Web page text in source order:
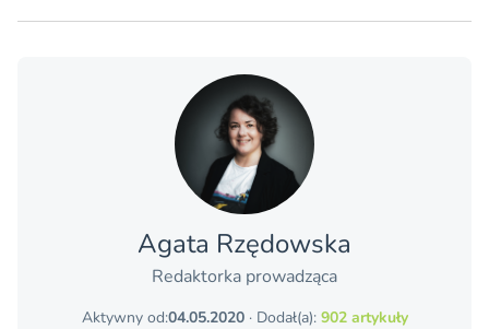
Agata Rzędowska
Redaktorka prowadząca
Aktywny od:04.05.2020· Dodał(a): 902 artykuły